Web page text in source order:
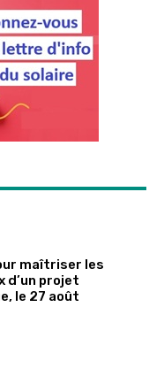
maîtriser les
d’un projet
le 27 août